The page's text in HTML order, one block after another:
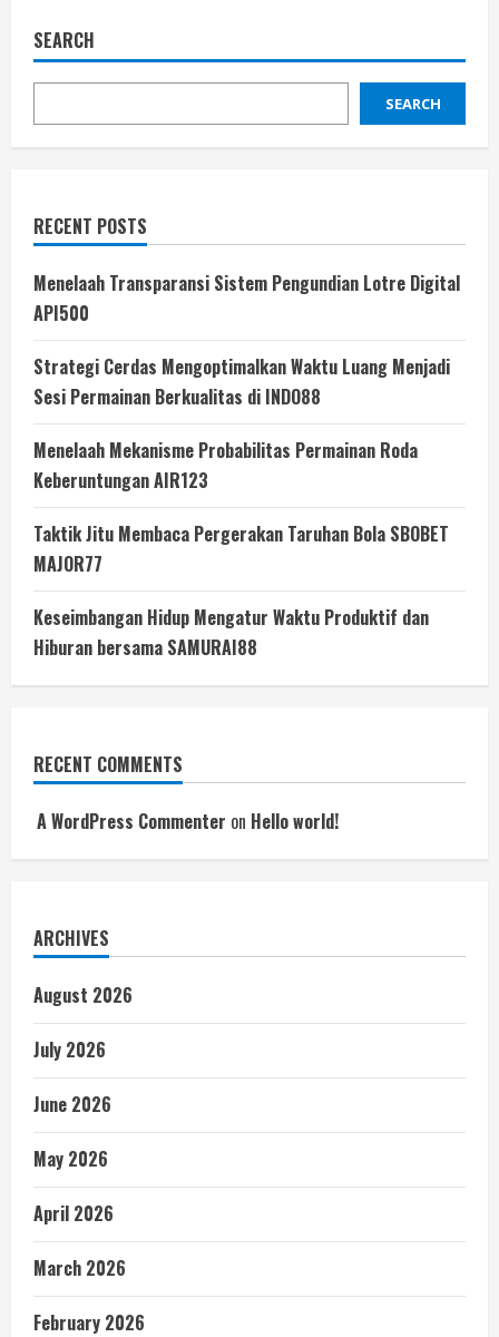
SEARCH
SEARCH
RECENT POSTS
Menelaah Transparansi Sistem Pengundian Lotre Digital
API500
Strategi Cerdas Mengoptimalkan Waktu Luang Menjadi
Sesi Permainan Berkualitas di INDO88
Menelaah Mekanisme Probabilitas Permainan Roda
Keberuntungan AIR123
Taktik Jitu Membaca Pergerakan Taruhan Bola SBOBET
MAJOR77
Keseimbangan Hidup Mengatur Waktu Produktif dan
Hiburan bersama SAMURAI88
RECENT COMMENTS
A WordPress Commenter on Hello world!
ARCHIVES
August 2026
July 2026
June 2026
May 2026
April 2026
March 2026
February 2026